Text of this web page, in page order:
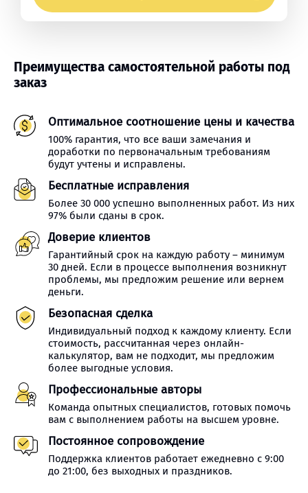
Преимущества самостоятельной работы под
заказ
Оптимальное соотношение цены и качества
100% гарантия, что все ваши замечания и
доработки по первоначальным требованиям
будут учтены и исправлены.
Бесплатные исправления
Более 30 000 успешно выполненных работ. Из них
97% были сданы в срок.
Доверие клиентов
Гарантийный срок на каждую работу – минимум
30 дней. Если в процессе выполнения возникнут
проблемы, мы предложим решение или вернем
деньги.
Безопасная сделка
Индивидуальный подход к каждому клиенту. Если
стоимость, рассчитанная через онлайн-
калькулятор, вам не подходит, мы предложим
более выгодные условия.
Профессиональные авторы
Команда опытных специалистов, готовых помочь
вам с выполнением работы на высшем уровне.
Постоянное сопровождение
Поддержка клиентов работает ежедневно с 9:00
до 21:00, без выходных и праздников.